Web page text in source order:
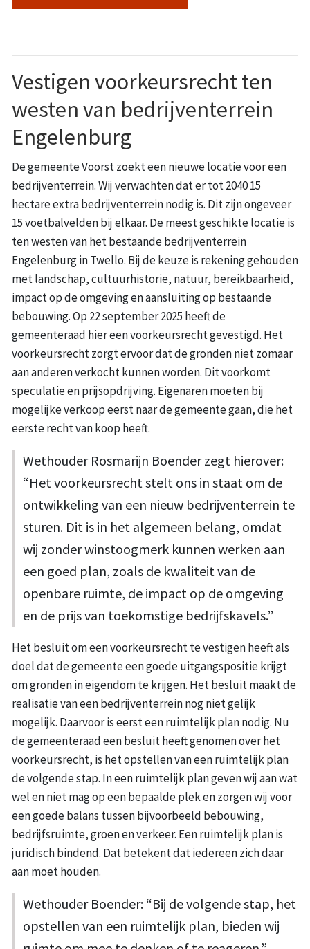
Vestigen voorkeursrecht ten
westen van bedrijventerrein
Engelenburg
De gemeente Voorst zoekt een nieuwe locatie voor een
bedrijventerrein. Wij verwachten dat er tot 2040 15
hectare extra bedrijventerrein nodig is. Dit zijn ongeveer
15 voetbalvelden bij elkaar. De meest geschikte locatie is
ten westen van het bestaande bedrijventerrein
Engelenburg in Twello. Bij de keuze is rekening gehouden
met landschap, cultuurhistorie, natuur, bereikbaarheid,
impact op de omgeving en aansluiting op bestaande
bebouwing. Op 22 september 2025 heeft de
gemeenteraad hier een voorkeursrecht gevestigd. Het
voorkeursrecht zorgt ervoor dat de gronden niet zomaar
aan anderen verkocht kunnen worden. Dit voorkomt
speculatie en prijsopdrijving. Eigenaren moeten bij
mogelijke verkoop eerst naar de gemeente gaan, die het
eerste recht van koop heeft.
Wethouder Rosmarijn Boender zegt hierover:
“Het voorkeursrecht stelt ons in staat om de
ontwikkeling van een nieuw bedrijventerrein te
sturen. Dit is in het algemeen belang, omdat
wij zonder winstoogmerk kunnen werken aan
een goed plan, zoals de kwaliteit van de
openbare ruimte, de impact op de omgeving
en de prijs van toekomstige bedrijfskavels.”
Het besluit om een voorkeursrecht te vestigen heeft als
doel dat de gemeente een goede uitgangspositie krijgt
om gronden in eigendom te krijgen. Het besluit maakt de
realisatie van een bedrijventerrein nog niet gelijk
mogelijk. Daarvoor is eerst een ruimtelijk plan nodig. Nu
de gemeenteraad een besluit heeft genomen over het
voorkeursrecht, is het opstellen van een ruimtelijk plan
de volgende stap. In een ruimtelijk plan geven wij aan wat
wel en niet mag op een bepaalde plek en zorgen wij voor
een goede balans tussen bijvoorbeeld bebouwing,
bedrijfsruimte, groen en verkeer. Een ruimtelijk plan is
juridisch bindend. Dat betekent dat iedereen zich daar
aan moet houden.
Wethouder Boender: “Bij de volgende stap, het
opstellen van een ruimtelijk plan, bieden wij